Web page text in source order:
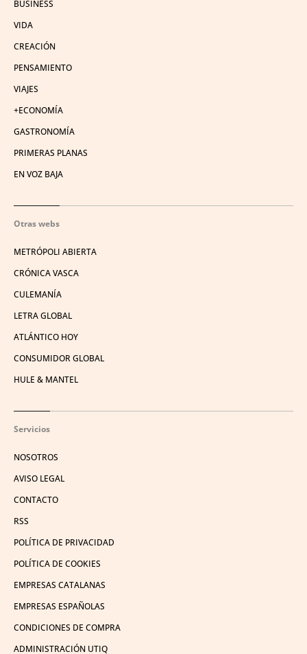
BUSINESS
VIDA
CREACIÓN
PENSAMIENTO
VIAJES
+ECONOMÍA
GASTRONOMÍA
PRIMERAS PLANAS
EN VOZ BAJA
Otras webs
METRÓPOLI ABIERTA
CRÓNICA VASCA
CULEMANÍA
LETRA GLOBAL
ATLÁNTICO HOY
CONSUMIDOR GLOBAL
HULE & MANTEL
Servicios
NOSOTROS
AVISO LEGAL
CONTACTO
RSS
POLÍTICA DE PRIVACIDAD
POLÍTICA DE COOKIES
EMPRESAS CATALANAS
EMPRESAS ESPAÑOLAS
CONDICIONES DE COMPRA
ADMINISTRACIÓN UTIQ